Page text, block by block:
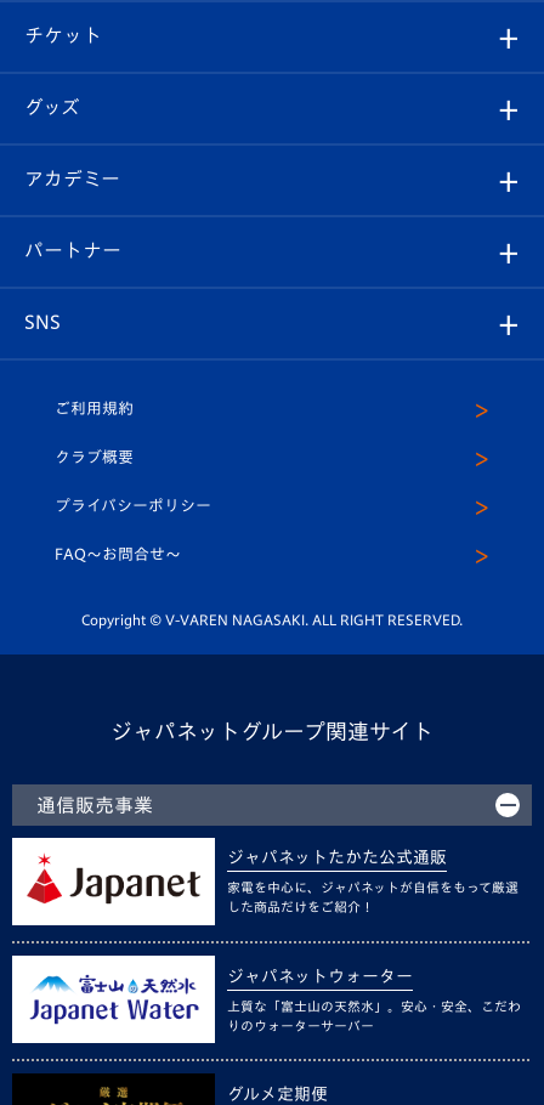
チケット
イベント
メディア
ホームタウン
クラブ概要
エンブレム紹介
スタッフプロフィール
マスコット紹介
平和祈念活動
ホームタウン活動
はじめての観戦ガイド
Revive Team
ヴィヴィくんの長崎おもてなしガイド
試合日程/結果
フォトギャラリー
スタジアムグルメ
チケット
チケット
V-LOVERS（ファンクラブ）
プレイヤーズスイート
グッズ
オンラインショップ
店舗情報
アカデミー
育成からのお知らせ
U-18
スクール
パートナー
SNS
ヴィヴィくんインスタグラム
公式LINE＠
ご利用規約
クラブ概要
プライバシーポリシー
FAQ〜お問合せ〜
Copyright © V-VAREN NAGASAKI. ALL RIGHT RESERVED.
ジャパネットグループ関連サイト
通信販売事業
ジャパネットたかた公式通販
家電を中心に、ジャパネットが自信をもって厳選
した商品だけをご紹介！
ジャパネットウォーター
上質な「富士山の天然水」。安心・安全、こだわ
りのウォーターサーバー
グルメ定期便